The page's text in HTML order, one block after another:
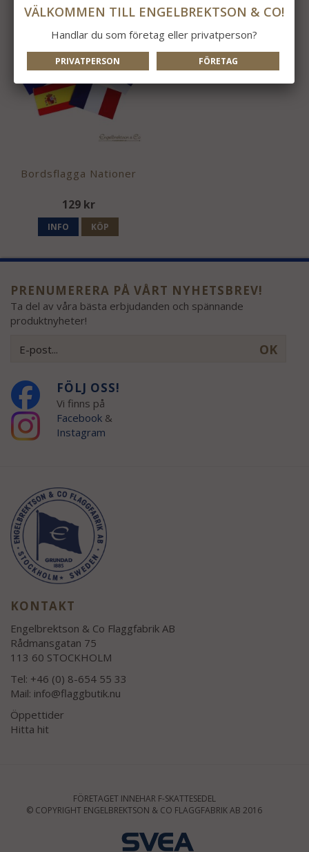
Bordsflagga Nationer
129 kr
INFO KÖP
PRENUMERERA PÅ VÅRT NYHETSBREV!
Ta del av våra bästa erbjudanden och spännande
produktnyheter!
OK
FÖLJ OSS!
Vi finns på
Facebook&
Instagram
KONTAKT
Engelbrektson & Co Flaggfabrik AB
Rådmansgatan 75
113 60 STOCKHOLM
Tel: +46 (0) 8-654 55 33
Mail: info@flaggbutik.nu
Öppettider
Hitta hit
FÖRETAGET INNEHAR F-SKATTESEDEL
© COPYRIGHT ENGELBREKTSON & CO FLAGGFABRIK AB 2016
VÄLKOMMEN TILL ENGELBREKTSON & CO!
Handlar du som företag eller privatperson?
PRIVATPERSON FÖRETAG